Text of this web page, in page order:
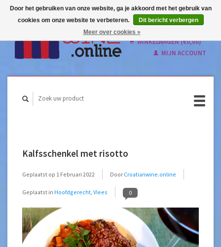
Nederlands
WINKELWAGEN (€0,00)
MIJN ACCOUNT
Kalfsschenkel met risotto
Geplaatst op 1 Februari 2022 Door Croatianwine.online
Geplaatst in Hoofdgerecht, Vlees 0
Door het gebruiken van onze website, ga je akkoord met het gebruik van
cookies om onze website te verbeteren.
Dit bericht verbergen
Meer over cookies »